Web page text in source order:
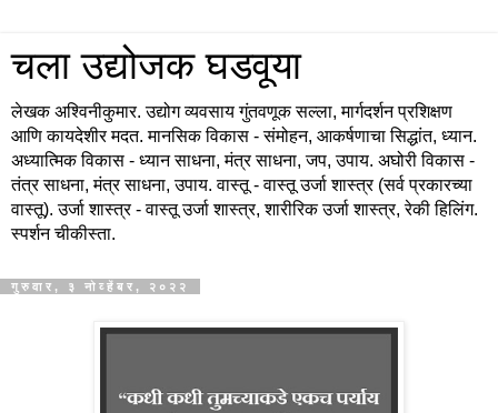
चला उद्योजक घडवूया
लेखक अश्विनीकुमार. उद्योग व्यवसाय गुंतवणूक सल्ला, मार्गदर्शन प्रशिक्षण
आणि कायदेशीर मदत. मानसिक विकास - संमोहन, आकर्षणाचा सिद्धांत, ध्यान.
अध्यात्मिक विकास - ध्यान साधना, मंत्र साधना, जप, उपाय. अघोरी विकास -
तंत्र साधना, मंत्र साधना, उपाय. वास्तू - वास्तू उर्जा शास्त्र (सर्व प्रकारच्या
वास्तू). उर्जा शास्त्र - वास्तू उर्जा शास्त्र, शारीरिक उर्जा शास्त्र, रेकी हिलिंग.
स्पर्शन चीकीस्ता.
गुरुवार, ३ नोव्हेंबर, २०२२